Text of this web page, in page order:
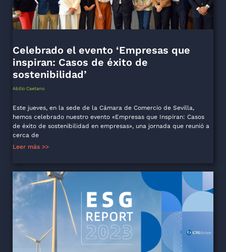
Celebrado el evento ‘Empresas que
inspiran: Casos de éxito de
sostenibilidad’
Abilio Caetano
Este jueves, en la sede de la Cámara de Comercio de Sevilla,
hemos celebrado nuestro evento «Empresas que Inspiran: Casos
de éxito de sostenibilidad en empresas», una jornada que reunió a
cerca de
Leer más >>